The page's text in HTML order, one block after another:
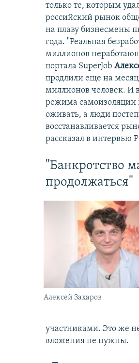
только те, которым
российский рынок
на плаву бизнесмены
года. "Реальная
миллионов
портала SuperJob
продлили еще на
миллионов человек. И
режима самоизоляции
оживать, а люди
восстанавливается
рассказал в интервью
"Банкротство
продолжаться"
Алексей Захаров
участниками. Это же
вложения не нужны.